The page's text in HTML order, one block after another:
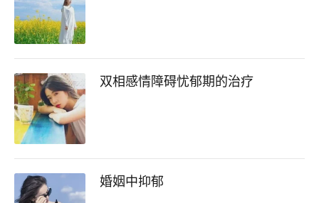
双相感情障碍忧郁期的治疗
婚姻中抑郁